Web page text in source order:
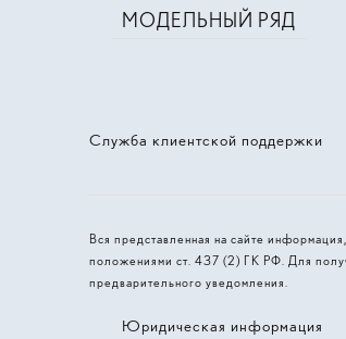
Служба клиентской поддержки
МОДЕЛЬНЫЙ РЯД
Вся представленная на сайте
положениями ст. 437 (2) ГК РФ. Для
предварительного уведомления.
Юридическая информация